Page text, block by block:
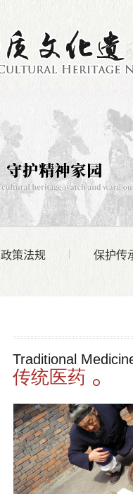
政策法规 保护传
Traditional
传统医药